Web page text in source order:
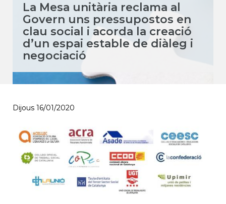
La Mesa unitària reclama al
Govern uns pressupostos en
clau social i acorda la creació
d’un espai estable de diàleg i
negociació
Dijous 16/01/2020